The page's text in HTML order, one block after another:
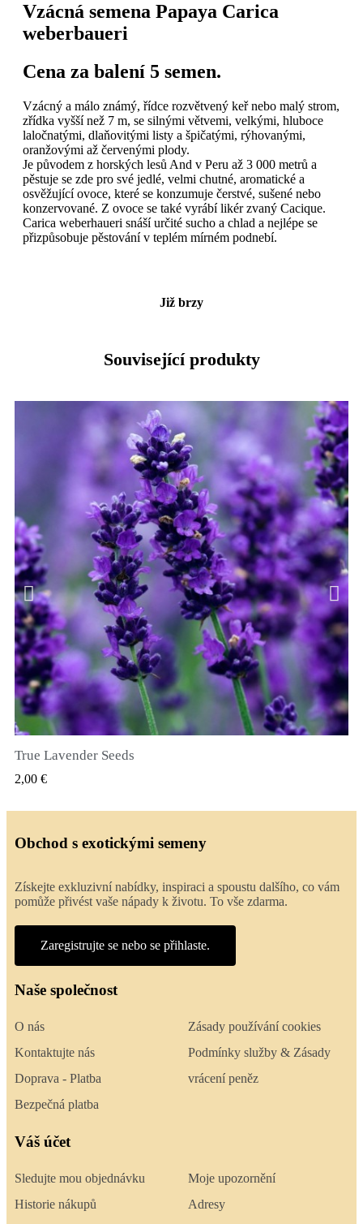
Vzácná semena Papaya Carica
weberbaueri
Cena za balení 5 semen.
Vzácný a málo známý, řídce rozvětvený keř nebo malý strom,
zřídka vyšší než 7 m, se silnými větvemi, velkými, hluboce
laločnatými, dlaňovitými listy a špičatými, rýhovanými,
oranžovými až červenými plody.
Je původem z horských lesů And v Peru až 3 000 metrů a
pěstuje se zde pro své jedlé, velmi chutné, aromatické a
osvěžující ovoce, které se konzumuje čerstvé, sušené nebo
konzervované. Z ovoce se také vyrábí likér zvaný Cacique.
Carica weberhaueri snáší určité sucho a chlad a nejlépe se
přizpůsobuje pěstování v teplém mírném podnebí.
Již brzy
Související produkty
True Lavender Seeds
2,00 €
Obchod s exotickými semeny
Získejte exkluzivní nabídky, inspiraci a spoustu dalšího, co vám
pomůže přivést vaše nápady k životu. To vše zdarma.
Zaregistrujte se nebo se přihlaste.
Naše společnost
O nás
Kontaktujte nás
Doprava - Platba
Bezpečná platba
Zásady používání cookies
Podmínky služby & Zásady
vrácení peněz
Váš účet
Sledujte mou objednávku
Historie nákupů
Moje upozornění
Adresy